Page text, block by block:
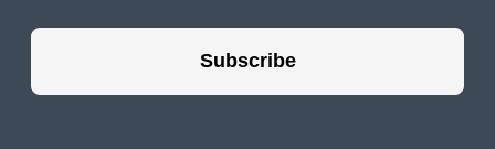
การโฆษณาบนสื่อสิ่งSubscribe